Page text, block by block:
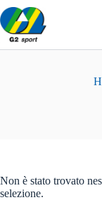
Salta
al
contenuto
Non è stato trovato
selezione.